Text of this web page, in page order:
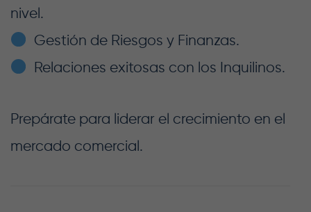
nivel.
Gestión de Riesgos y Finanzas.
Relaciones exitosas con los Inquilinos.
Prepárate para liderar el crecimiento en el
mercado comercial.